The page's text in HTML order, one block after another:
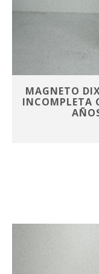
MAGNETO
INCOMPLETA